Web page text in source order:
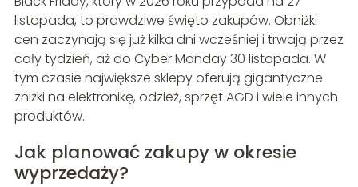
listopada, to prawdziwe święto zakupów. Obniżki
cen zaczynają się już kilka dni wcześniej i trwają przez
cały tydzień, aż do Cyber Monday 30 listopada. W
tym czasie największe sklepy oferują gigantyczne
zniżki na elektronikę, odzież, sprzęt AGD i wiele innych
produktów.
Jak planować zakupy w okresie
wyprzedaży?